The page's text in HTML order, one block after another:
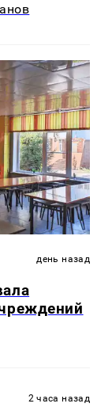
день назад
2 часа назад